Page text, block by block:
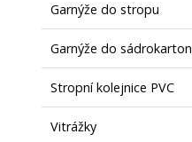
Garnýže do stropu
Garnýže do
Stropní kolejnice PVC
Vitrážky